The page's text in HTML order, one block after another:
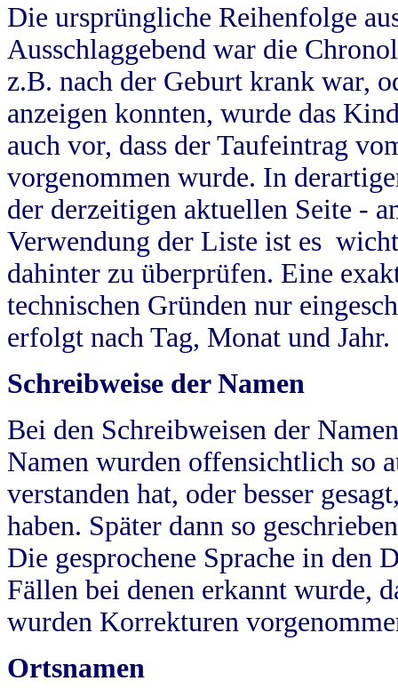
Die ursprüngliche Reihenfolge
Ausschlaggebend war die
z.B. nach der Geburt krank war,
anzeigen konnten, wurde das
auch vor, dass der Taufeintrag
vorgenommen wurde. In
der derzeitigen aktuellen Seite -
Verwendung der Liste ist es
dahinter zu überprüfen. Eine
technischen Gründen nur
erfolgt nach Tag, Monat und Jahr.
Schreibweise der Namen
Bei den Schreibweisen der
Namen wurden offensichtlich so
verstanden hat, oder besser
haben. Später dann so
Die gesprochene Sprache in
Fällen bei denen erkannt wurde,
wurden Korrekturen
Ortsnamen